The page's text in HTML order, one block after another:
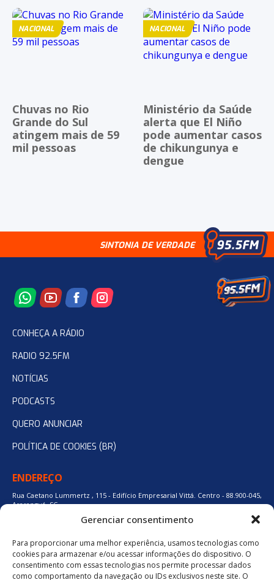
Gerenciar consentimento
Para proporcionar uma melhor experiência, usamos tecnologias como
cookies para armazenar e/ou acessar informações do dispositivo. O
consentimento com essas tecnologias nos permite processar dados
como comportamento da navegação ou IDs exclusivos neste site. O
NACIONAL
Chuvas no Rio
Grande do Sul
atingem mais de 59
mil pessoas
NACIONAL
Ministério da Saúde
alerta que El Niño
pode aumentar casos
de chikungunya e
dengue
SINTONIA DE VERDADE
CONHEÇA A RÁDIO
RADIO 92.5FM
NOTÍCIAS
PODCASTS
QUERO ANUNCIAR
POLÍTICA DE COOKIES (BR)
ENDEREÇO
Rua Caetano Lummertz , 115 - Edifício Empresarial Vittá. Centro - 88.900-045,
Araranguá, SC.
48 3524-0137